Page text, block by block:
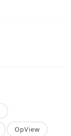
OpView